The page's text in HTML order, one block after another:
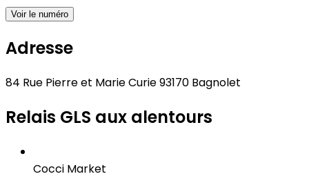
Voir le numéro
Adresse
84 Rue Pierre et Marie Curie 93170 Bagnolet
Relais GLS aux alentours
Cocci Market